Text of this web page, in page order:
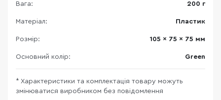
Вага: 200 г
Матеріал: Пластик
Розмір: 105 x 75 x 75 мм
Основний колір: Green
* Характеристики та комплектація товару можуть
змінюватися виробником без повідомлення